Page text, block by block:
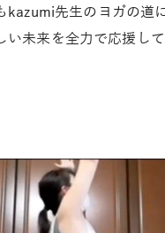
kazumi先生のヨガの道
い未来を全力で応援して